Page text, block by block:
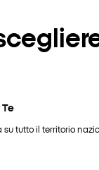
tutto il territorio